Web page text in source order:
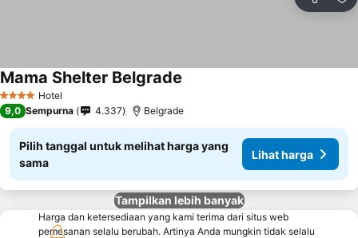
Bagikan
4 BintangHotel
Mama Shelter Belgrade
9,0 Sempurna 4.337 Belgrade
Pilih tanggal untuk melihat harga yang
sama
Lihat harga
Tampilkan lebih banyak
Harga dan ketersediaan yang kami terima dari situs web
pemesanan selalu berubah. Artinya Anda mungkin tidak selalu